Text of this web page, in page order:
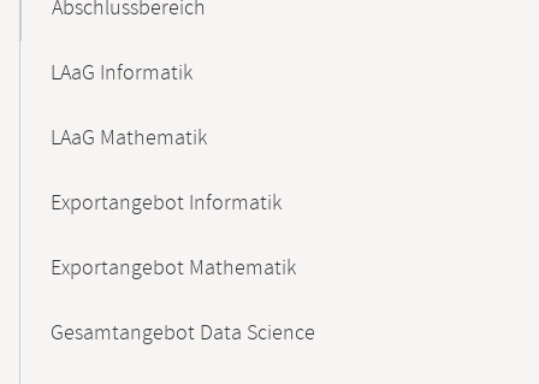
Abschlussbereich
LAaG Informatik
LAaG Mathematik
Exportangebot Informatik
Exportangebot Mathematik
Gesamtangebot Data Science